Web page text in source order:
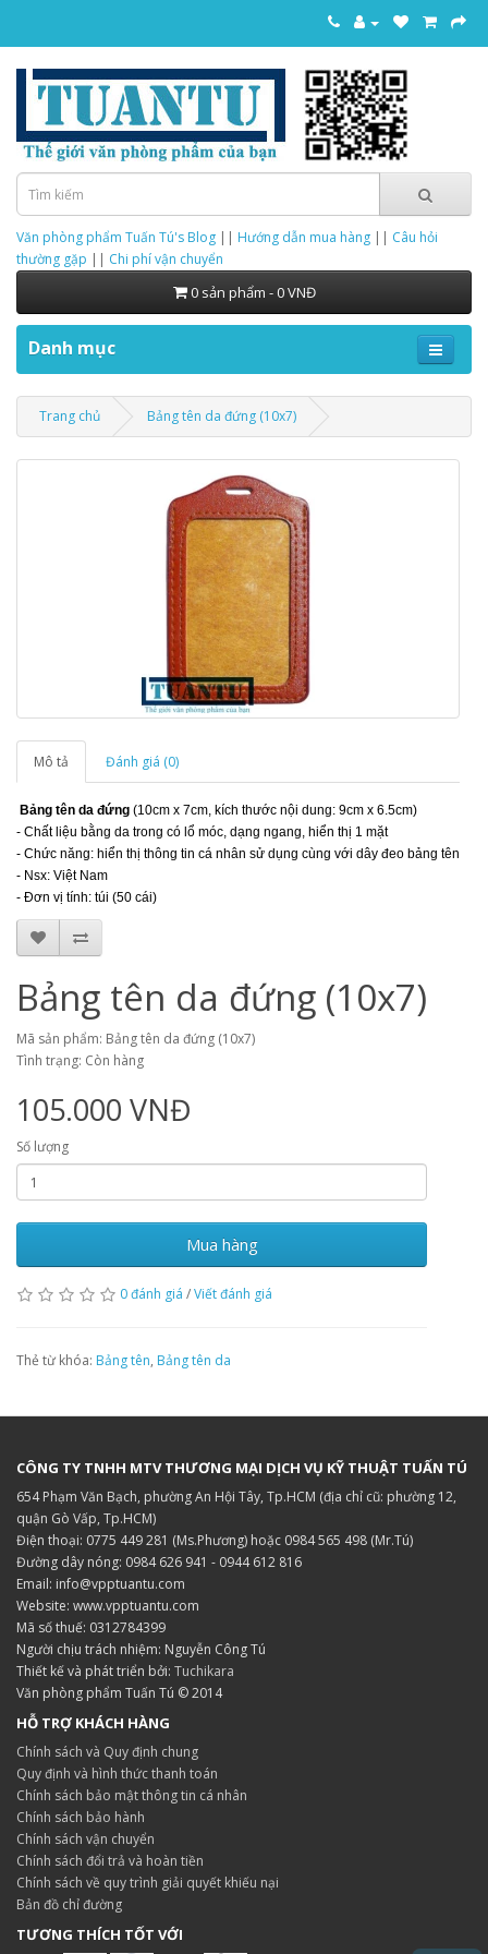
Văn phòng phẩm Tuấn Tú's Blog || Hướng dẫn mua hàng || Câu hỏi
thường gặp || Chi phí vận chuyển
0 sản phẩm - 0 VNĐ
Danh mục
Trang chủ Bảng tên da đứng (10x7)
Mô tả Đánh giá (0)
Bảng tên da đứng (10cm x 7cm, kích thước nội dung: 9cm x 6.5cm)
- Chất liệu bằng da trong có lổ móc, dạng ngang, hiển thị 1 mặt
- Chức năng: hiển thị thông tin cá nhân sử dụng cùng với dây đeo bảng tên
- Nsx: Việt Nam
- Đơn vị tính: túi (50 cái)
Bảng tên da đứng (10x7)
Mã sản phẩm: Bảng tên da đứng (10x7)
Tình trạng: Còn hàng
105.000 VNĐ
Số lượng
Mua hàng
0 đánh giá /Viết đánh giá
Thẻ từ khóa: Bảng tên, Bảng tên da
CÔNG TY TNHH MTV THƯƠNG MẠI DỊCH VỤ KỸ THUẬT TUẤN TÚ
654 Phạm Văn Bạch, phường An Hội Tây, Tp.HCM (địa chỉ cũ: phường 12,
quận Gò Vấp, Tp.HCM)
Điện thoại: 0775 449 281 (Ms.Phương) hoặc 0984 565 498 (Mr.Tú)
Đường dây nóng: 0984 626 941 - 0944 612 816
Email: info@vpptuantu.com
Website: www.vpptuantu.com
Mã số thuế: 0312784399
Người chịu trách nhiệm: Nguyễn Công Tú
Thiết kế và phát triển bởi: Tuchikara
Văn phòng phẩm Tuấn Tú © 2014
HỖ TRỢ KHÁCH HÀNG
Chính sách và Quy định chung
Quy định và hình thức thanh toán
Chính sách bảo mật thông tin cá nhân
Chính sách bảo hành
Chính sách vận chuyển
Chính sách đổi trả và hoàn tiền
Chính sách về quy trình giải quyết khiếu nại
Bản đồ chỉ đường
TƯƠNG THÍCH TỐT VỚI